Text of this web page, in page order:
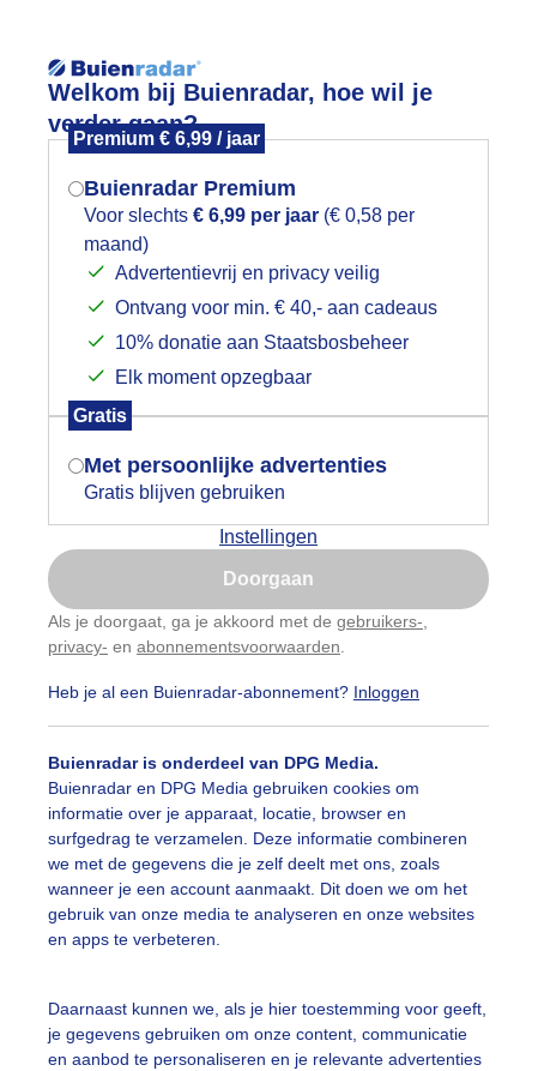
Welkom bij Buienradar, hoe wil je
verder gaan?
Premium € 6,99 / jaar
Buienradar Premium
Voor slechts € 6,99 per jaar (€ 0,58 per
maand)
Advertentievrij en privacy veilig
Ontvang voor min. € 40,- aan cadeaus
10% donatie aan Staatsbosbeheer
Elk moment opzegbaar
Gratis
Met persoonlijke advertenties
Gratis blijven gebruiken
Instellingen
Doorgaan
Als je doorgaat, ga je akkoord met de gebruikers-
privacy- en abonnementsvoorwaarden
Heb je al een Buienradar-abonnement? Inloggen
Buienradar is onderdeel van DPG Media.
Buienradar en DPG Media gebruiken cookies om
informatie over je apparaat, locatie, browser en
surfgedrag te verzamelen. Deze informatie combineren
we met de gegevens die je zelf deelt met ons, zoals
wanneer je een account aanmaakt. Dit doen we om het
gebruik van onze media te analyseren en onze websites
en apps te verbeteren.
Daarnaast kunnen we, als je hier toestemming voor geeft,
je gegevens gebruiken om onze content, communicatie
en aanbod te personaliseren en je relevante advertenties
Foto en video Weerzine
Zoeken in
wat kleur van de bloemen aan de
geeft nog wat kleur op deze saaie grijze morgen
Astrid Wiessner Hoog Gemaakt: 19-05-2026, 36x bekeken
Mogen we je locatie gebruiken voor
het weer?
Indien je hier nog geen akkoord op hebt
gegeven, verschijnt er zo een pop-up uit
je browser waarin deze toestemming
gevraagd wordt.
Is goed, toon de popup
Nu niet, misschien later
Gebruik je Safari en wil je niet elke dag deze pop-up
Klikhierom dit aan te passen